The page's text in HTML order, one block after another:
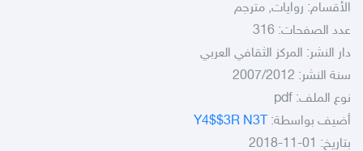
الأقسام: روايات, مترجم
عدد الصفحات: 316
دار النشر: المركز الثقافي العربي
سنة النشر: 2007/2012
نوع الملف: pdf
أضيف بواسطة: Y4$$3R N3T
بتاريخ: 01-11-2018